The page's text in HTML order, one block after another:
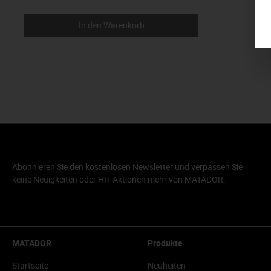
In den Warenkorb
Abonnieren Sie den kostenlosen Newsletter und verpassen Sie
keine Neuigkeiten oder HIT-Aktionen mehr von MATADOR.
MATADOR
Startseite
Produkte
Neuheiten